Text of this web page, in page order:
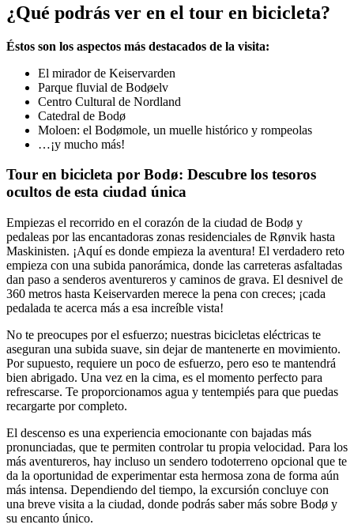
¿Qué podrás ver en el tour en bicicleta?
Éstos son los aspectos más destacados de la visita:
El mirador de Keiservarden
Parque fluvial de Bodøelv
Centro Cultural de Nordland
Catedral de Bodø
Moloen: el Bodømole, un muelle histórico y rompeolas
…¡y mucho más!
Tour en bicicleta por Bodø: Descubre los tesoros
ocultos de esta ciudad única
Empiezas el recorrido en el corazón de la ciudad de Bodø y
pedaleas por las encantadoras zonas residenciales de Rønvik hasta
Maskinisten. ¡Aquí es donde empieza la aventura! El verdadero reto
empieza con una subida panorámica, donde las carreteras asfaltadas
dan paso a senderos aventureros y caminos de grava. El desnivel de
360 metros hasta Keiservarden merece la pena con creces; ¡cada
pedalada te acerca más a esa increíble vista!
No te preocupes por el esfuerzo; nuestras bicicletas eléctricas te
aseguran una subida suave, sin dejar de mantenerte en movimiento.
Por supuesto, requiere un poco de esfuerzo, pero eso te mantendrá
bien abrigado. Una vez en la cima, es el momento perfecto para
refrescarse. Te proporcionamos agua y tentempiés para que puedas
recargarte por completo.
El descenso es una experiencia emocionante con bajadas más
pronunciadas, que te permiten controlar tu propia velocidad. Para los
más aventureros, hay incluso un sendero todoterreno opcional que te
da la oportunidad de experimentar esta hermosa zona de forma aún
más intensa. Dependiendo del tiempo, la excursión concluye con
una breve visita a la ciudad, donde podrás saber más sobre Bodø y
su encanto único.